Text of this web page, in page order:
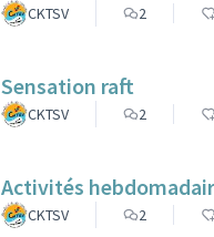
CKTSV 2
Sensation raft
CKTSV 2
Activités
CKTSV 2